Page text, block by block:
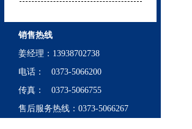
销售热线
姜经理：13938702738
电话： 0373-5066200
传真： 0373-5066755
售后服务热线：0373-5066267